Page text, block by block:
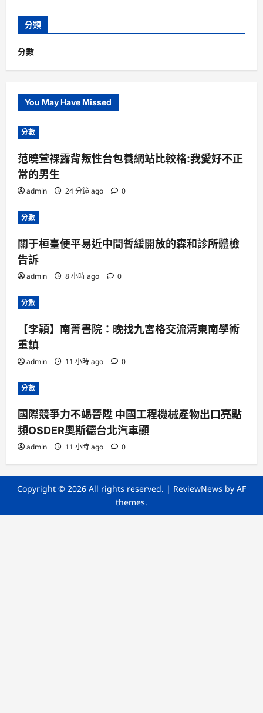
分類
分數
You May Have Missed
分數
范曉萱裸露背叛性台包養網站比較格:我愛好不正
常的男生
admin 24 分鐘 ago 0
分數
關于桓臺便平易近中間暫緩開放的森和診所體檢
告訴
admin 8 小時 ago 0
分數
【李穎】南菁書院：晚找九宮格交流清東南學術
重鎮
admin 11 小時 ago 0
分數
國際競爭力不竭晉陞 中國工程機械產物出口亮點
頻OSDER奧斯德台北汽車顯
admin 11 小時 ago 0
Copyright © 2026 All rights reserved. | ReviewNews by AF
themes.